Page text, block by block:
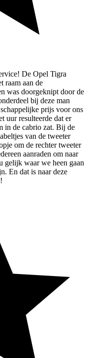
De Opel Tigra
raam aan de
was doorgeknipt door de
bij deze man
prijs voor ons
uur resulteerde dat er
in de cabrio zat. Bij de
van de tweeter
om de rechter tweeter
aanraden om naar
gelijk waar we heen gaan
En dat is naar deze